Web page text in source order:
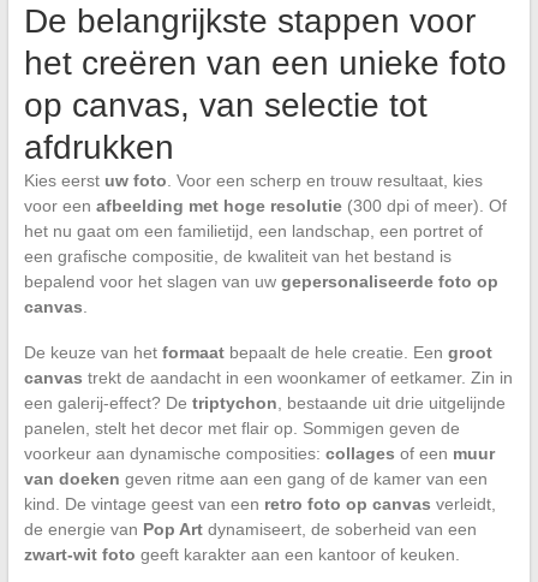
De belangrijkste stappen voor
het creëren van een unieke foto
op canvas, van selectie tot
afdrukken
Kies eerst uw foto . Voor een scherp en trouw resultaat, kies
voor een afbeelding met hoge resolutie(300 dpi of meer). Of
het nu gaat om een familietijd, een landschap, een portret of
een grafische compositie, de kwaliteit van het bestand is
bepalend voor het slagen van uw gepersonaliseerde foto op
canvas
De keuze van het formaatbepaalt de hele creatie. Een groot
canvas trekt de aandacht in een woonkamer of eetkamer. Zin in
een galerij-effect? De triptychon , bestaande uit drie uitgelijnde
panelen, stelt het decor met flair op. Sommigen geven de
voorkeur aan dynamische composities: collages of een muur
van doeken geven ritme aan een gang of de kamer van een
kind. De vintage geest van een retro foto op canvas verleidt,
de energie van Pop Artdynamiseert, de soberheid van een
zwart-wit foto geeft karakter aan een kantoor of keuken.